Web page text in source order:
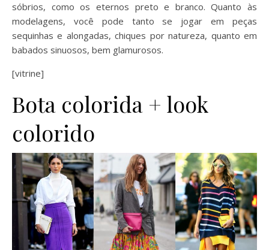
sóbrios, como os eternos preto e branco. Quanto às
modelagens, você pode tanto se jogar em peças
sequinhas e alongadas, chiques por natureza, quanto em
babados sinuosos, bem glamurosos.
[vitrine]
Bota colorida + look
colorido